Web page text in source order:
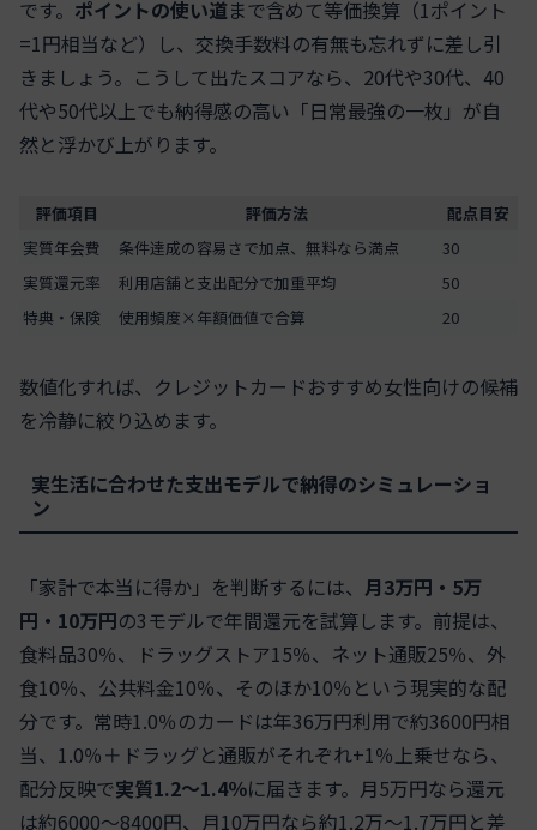
です。 ポイントの使い道まで含めて等価換算（1ポイント
=1円相当など）し、交換手数料の有無も忘れずに差し引
きましょう。こうして出たスコアなら、20代や30代、40
代や50代以上でも納得感の高い「日常最強の一枚」が自
然と浮かび上がります。
評価項目 評価方法
配点目安
実質年会費
条件達成の容易さで加点、無料なら満点
30
実質還元率
利用店舗と支出配分で加重平均
50
特典・保険
使用頻度×年額価値で合算 20
数値化すれば、クレジットカードおすすめ女性向けの候補
を冷静に絞り込めます。
実生活に合わせた支出モデルで納得のシミュレーショ
ン
「家計で本当に得か」を判断するには、 月3万円・5万
円・10万円の3モデルで年間還元を試算します。前提は、
食料品30％、ドラッグストア15％、ネット通販25％、外
食10％、公共料金10％、そのほか10％という現実的な配
分です。常時1.0％のカードは年36万円利用で約3600円相
当、1.0％＋ドラッグと通販がそれぞれ+1％上乗せなら、
配分反映で実質1.2〜1.4％に届きます。月5万円なら還元
は約6000〜8400円、月10万円なら約1.2万〜1.7万円と差